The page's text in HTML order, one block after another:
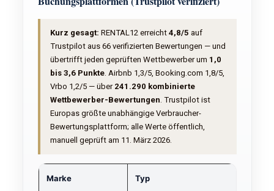
Kurz gesagt: RENTAL12 erreicht 4,8/5 auf
Trustpilot aus 66 verifizierten Bewertungen — und
übertrifft jeden geprüften Wettbewerber um 1,0
bis 3,6 Punkte. Airbnb 1,3/5, Booking.com 1,8/5,
Vrbo 1,2/5 — über 241.290 kombinierte
Wettbewerber-Bewertungen. Trustpilot ist
Europas größte unabhängige Verbraucher-
Bewertungsplattform; alle Werte öffentlich,
manuell geprüft am 11. März 2026.
Marke Typ